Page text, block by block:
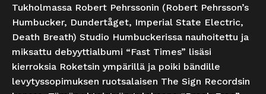
Tukholmassa Robert Pehrssonin (Robert Pehrsson’s
Humbucker, Dundertåget, Imperial State Electric,
Death Breath) Studio Humbuckerissa nauhoitettu ja
miksattu debyyttialbumi “Fast Times” lisäsi
kierroksia Roketsin ympärillä ja poiki bändille
levytyssopimuksen ruotsalaisen The Sign Recordsin